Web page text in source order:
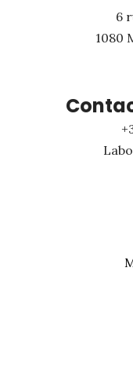
6
1080